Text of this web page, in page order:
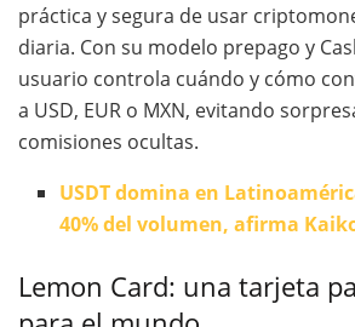
práctica y segura de usar
diaria. Con su modelo prepago y
usuario controla cuándo y cómo
a USD, EUR o MXN, evitando
comisiones ocultas.
USDT domina en
40% del volumen, afirma
Lemon Card: una tarjeta